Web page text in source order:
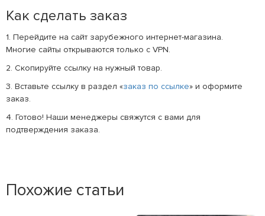
Как сделать заказ
1. Перейдите на сайт зарубежного интернет-магазина.
Многие сайты открываются только с VPN.
2. Скопируйте ссылку на нужный товар.
3. Вставьте ссылку в раздел «заказ по ссылке» и оформите
заказ.
4. Готово! Наши менеджеры свяжутся с вами для
подтверждения заказа.
Похожие статьи